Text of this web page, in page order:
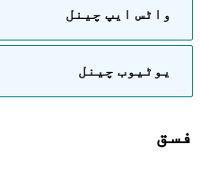
واٹس ایپ چینل
یوٹیوب چینل
فسق